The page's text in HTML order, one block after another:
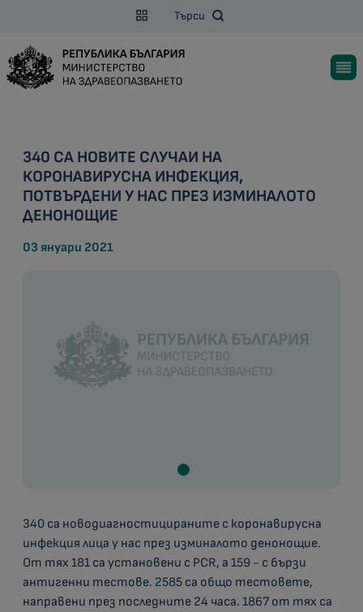
Търси
340 СА НОВИТЕ СЛУЧАИ НА
КОРОНАВИРУСНА ИНФЕКЦИЯ,
ПОТВЪРДЕНИ У НАС ПРЕЗ ИЗМИНАЛОТО
ДЕНОНОЩИЕ
03 януари 2021
340 са новодиагностицираните с коронавирусна
инфекция лица у нас през изминалото денонощие.
От тях 181 са установени с PCR, а 159 - с бързи
антигенни тестове. 2585 са общо тестовете,
направени през последните 24 часа. 1867 от тях са